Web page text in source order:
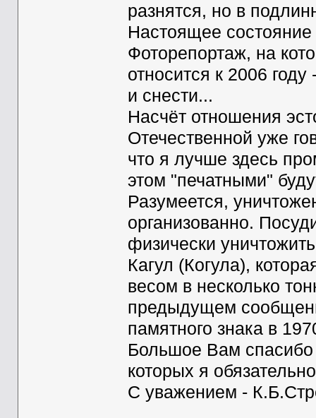
разнятся, но в
Настоящее
Фоторепортаж, на
относится к 2006
и снести...
Насчёт отношения
Отечественной уже
что я лучше здесь
этом "печатными"
Разумеется,
организованно.
физически
Кагул (Когула),
весом в несколько
предыдущем
памятного знака в
Большое Вам спасибо
которых я
С уважением -